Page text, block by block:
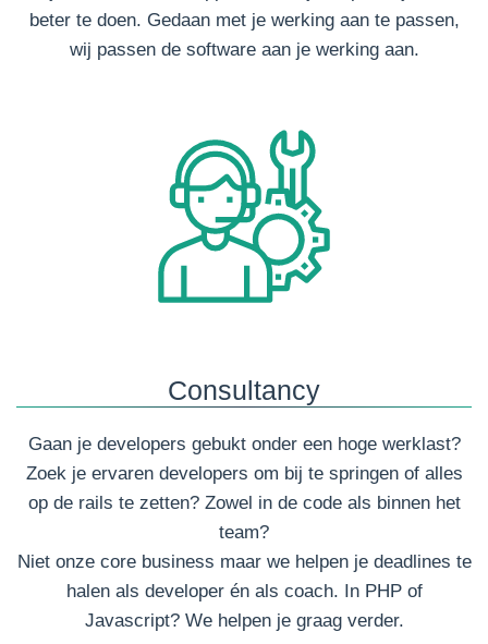
beter te doen. Gedaan met je werking aan te passen,
wij passen de software aan je werking aan.
Consultancy
Gaan je developers gebukt onder een hoge werklast?
Zoek je ervaren developers om bij te springen of alles
op de rails te zetten? Zowel in de code als binnen het
team?
Niet onze core business maar we helpen je deadlines te
halen als developer én als coach. In PHP of
Javascript? We helpen je graag verder.